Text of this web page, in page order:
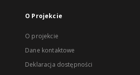
O Projekcie
O projekcie
Dane kontaktowe
Deklaracja dostępności